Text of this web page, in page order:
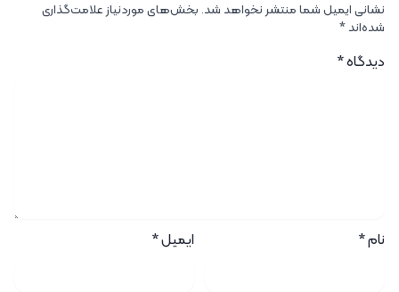
نشانی ایمیل شما منتشر نخواهد شد. بخش‌های موردنیاز علامت‌گذاری
شده‌اند*
دیدگاه*
نام* ایمیل*